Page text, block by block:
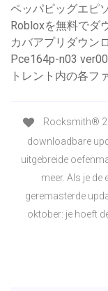
ペッパピッグエピ
Robloxを無料でダ
カバアプリダウン
Pce164p-n03
トレント内の各フ
Rocksmith®
downloadbare
uitgebreide
meer. Als je de
geremasterde
oktober: je hoeft